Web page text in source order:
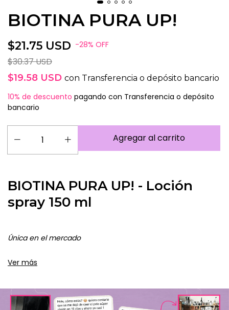
BIOTINA PURA UP!
$21.75 USD -28% OFF
$30.37 USD
$19.58 USD con Transferencia o depósito bancario
10% de descuento pagando con Transferencia o depósito
bancario
BIOTINA PURA UP! - Loción
spray 150 ml
Única en el mercado
Fórmula original
Ver más